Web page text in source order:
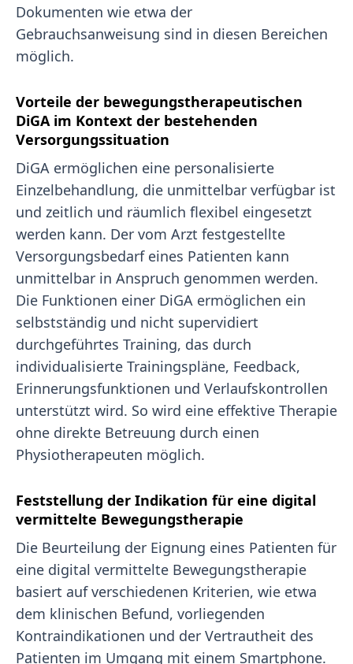
Dokumenten wie etwa der
Gebrauchsanweisung sind in diesen Bereichen
möglich.
Vorteile der bewegungstherapeutischen
DiGA im Kontext der bestehenden
Versorgungssituation
DiGA ermöglichen eine personalisierte
Einzelbehandlung, die unmittelbar verfügbar ist
und zeitlich und räumlich flexibel eingesetzt
werden kann. Der vom Arzt festgestellte
Versorgungsbedarf eines Patienten kann
unmittelbar in Anspruch genommen werden.
Die Funktionen einer DiGA ermöglichen ein
selbstständig und nicht supervidiert
durchgeführtes Training, das durch
individualisierte Trainingspläne, Feedback,
Erinnerungsfunktionen und Verlaufskontrollen
unterstützt wird. So wird eine effektive Therapie
ohne direkte Betreuung durch einen
Physiotherapeuten möglich.
Feststellung der Indikation für eine digital
vermittelte Bewegungstherapie
Die Beurteilung der Eignung eines Patienten für
eine digital vermittelte Bewegungstherapie
basiert auf verschiedenen Kriterien, wie etwa
dem klinischen Befund, vorliegenden
Kontraindikationen und der Vertrautheit des
Patienten im Umgang mit einem Smartphone.